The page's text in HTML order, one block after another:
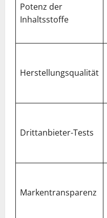
Potenz der
Inhaltsstoffe
Herstellungsqualität
Drittanbieter-Tests
Markentransparenz